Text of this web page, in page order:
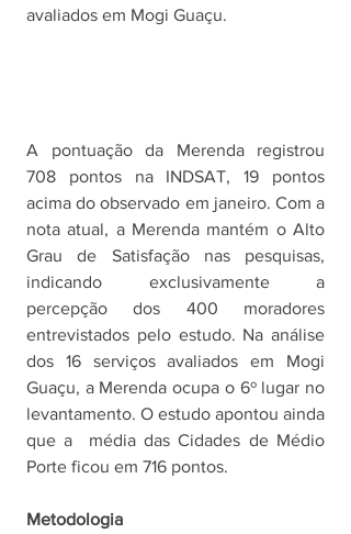
avaliados em Mogi Guaçu.
A pontuação da Merenda registrou
708 pontos na INDSAT, 19 pontos
acima do observado em janeiro. Com a
nota atual, a Merenda mantém o Alto
Grau de Satisfação nas pesquisas,
indicando exclusivamente a
percepção dos 400 moradores
entrevistados pelo estudo. Na análise
dos 16 serviços avaliados em Mogi
Guaçu, a Merenda ocupa o 6º lugar no
levantamento. O estudo apontou ainda
que a  média das Cidades de Médio
Porte ficou em 716 pontos.
Metodologia